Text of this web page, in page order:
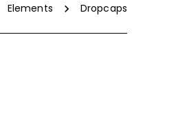
Elements Dropcaps